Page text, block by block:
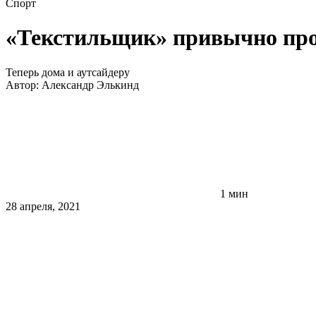
Спорт
«Текстильщик» привычно
Теперь дома и аутсайдеру
Автор: Александр Элькинд
1 мин
28 апреля, 2021